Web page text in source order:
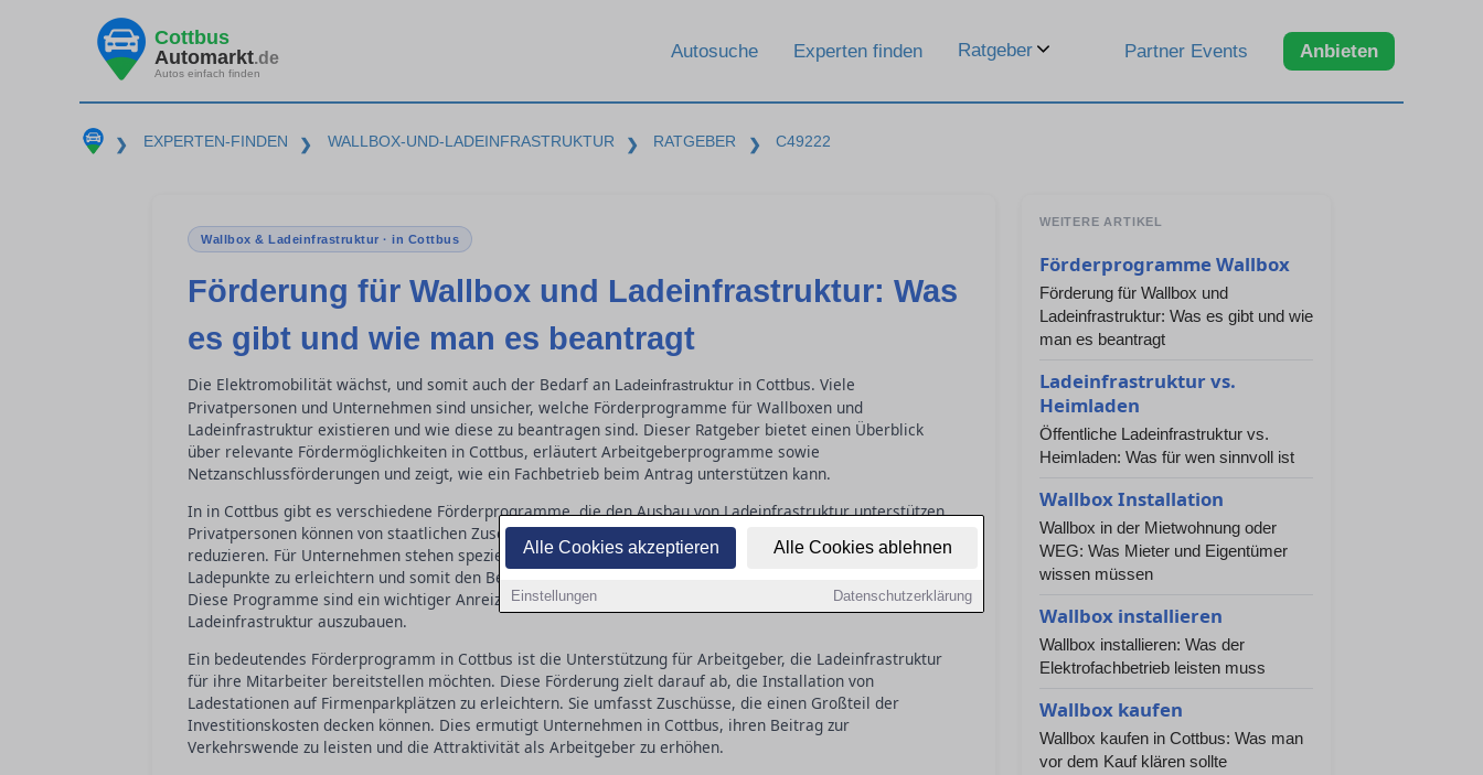
Alle Cookies akzeptieren Alle Cookies ablehnen
Einstellungen Datenschutzerklärung
Cottbus
Automarkt.de
Autos einfach finden
Autosuche Experten finden Ratgeber Partner Events Anbieten
❯ EXPERTEN-FINDEN ❯ WALLBOX-UND-LADEINFRASTRUKTUR ❯ RATGEBER ❯ C49222
Wallbox & Ladeinfrastruktur · in Cottbus
Förderung für Wallbox und Ladeinfrastruktur: Was
es gibt und wie man es beantragt
Die Elektromobilität wächst, und somit auch der Bedarf an Ladeinfrastruktur in Cottbus. Viele
Privatpersonen und Unternehmen sind unsicher, welche Förderprogramme für Wallboxen und
Ladeinfrastruktur existieren und wie diese zu beantragen sind. Dieser Ratgeber bietet einen Überblick
über relevante Fördermöglichkeiten in Cottbus, erläutert Arbeitgeberprogramme sowie
Netzanschlussförderungen und zeigt, wie ein Fachbetrieb beim Antrag unterstützen kann.
In in Cottbus gibt es verschiedene Förderprogramme, die den Ausbau von Ladeinfrastruktur unterstützen.
Privatpersonen können von staatlichen Zuschüssen profitieren, die die Anschaffungskosten für Wallboxen
reduzieren. Für Unternehmen stehen spezielle Förderungen zur Verfügung, um die Errichtung mehrerer
Ladepunkte zu erleichtern und somit den Bedürfnissen eines modernen Fuhrparks gerecht zu werden.
Diese Programme sind ein wichtiger Anreiz, um die Elektromobilität in Cottbus voranzutreiben und die
Ladeinfrastruktur auszubauen.
Ein bedeutendes Förderprogramm in Cottbus ist die Unterstützung für Arbeitgeber, die Ladeinfrastruktur
für ihre Mitarbeiter bereitstellen möchten. Diese Förderung zielt darauf ab, die Installation von
Ladestationen auf Firmenparkplätzen zu erleichtern. Sie umfasst Zuschüsse, die einen Großteil der
Investitionskosten decken können. Dies ermutigt Unternehmen in Cottbus, ihren Beitrag zur
Verkehrswende zu leisten und die Attraktivität als Arbeitgeber zu erhöhen.
WEITERE ARTIKEL
Förderprogramme Wallbox
Förderung für Wallbox und
Ladeinfrastruktur: Was es gibt und wie
man es beantragt
Ladeinfrastruktur vs.
Heimladen
Öffentliche Ladeinfrastruktur vs.
Heimladen: Was für wen sinnvoll ist
Wallbox Installation
Wallbox in der Mietwohnung oder
WEG: Was Mieter und Eigentümer
wissen müssen
Wallbox installieren
Wallbox installieren: Was der
Elektrofachbetrieb leisten muss
Wallbox kaufen
Wallbox kaufen in Cottbus: Was man
vor dem Kauf klären sollte